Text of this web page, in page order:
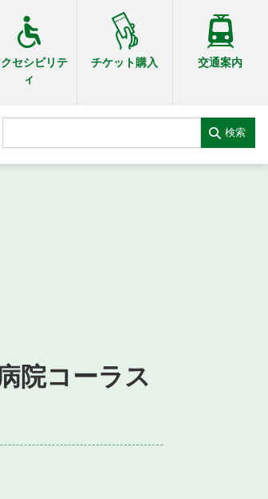
セシビリテ
ィ
チケット購入 交通案内
検索
院コーラス